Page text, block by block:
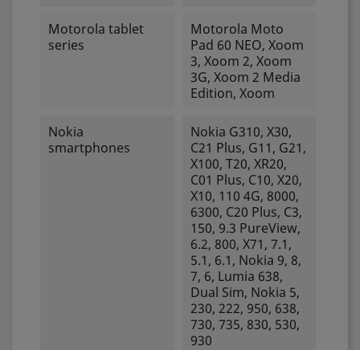
Motorola tablet
series
Motorola Moto
Pad 60 NEO, Xoom
3, Xoom 2, Xoom
3G, Xoom 2 Media
Edition, Xoom
Nokia
smartphones
Nokia G310, X30,
C21 Plus, G11, G21,
X100, T20, XR20,
C01 Plus, C10, X20,
X10, 110 4G, 8000,
6300, C20 Plus, C3,
150, 9.3 PureView,
6.2, 800, X71, 7.1,
5.1, 6.1, Nokia 9, 8,
7, 6, Lumia 638,
Dual Sim, Nokia 5,
230, 222, 950, 638,
730, 735, 830, 530,
930